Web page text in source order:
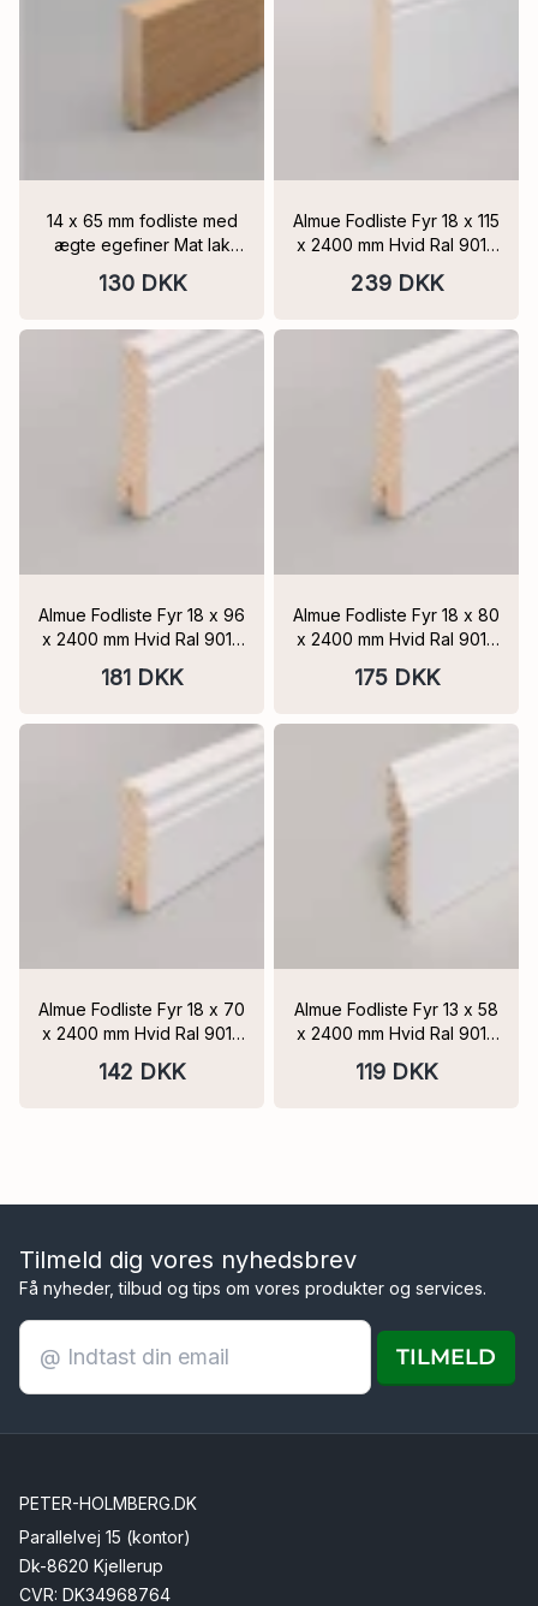
14 x 65 mm fodliste med
ægte egefiner Mat lak
130 DKK
Almue Fodliste Fyr 18 x 115
x 2400 mm Hvid Ral 9016
239 DKK
Almue Fodliste Fyr 18 x 96
x 2400 mm Hvid Ral 9016
181 DKK
Almue Fodliste Fyr 18 x 80
x 2400 mm Hvid Ral 9016
175 DKK
Almue Fodliste Fyr 18 x 70
x 2400 mm Hvid Ral 9016
142 DKK
Almue Fodliste Fyr 13 x 58
x 2400 mm Hvid Ral 9016
119 DKK
Tilmeld dig vores nyhedsbrev
Få nyheder, tilbud og tips om vores produkter og services.
TILMELD
PETER-HOLMBERG.DK
Parallelvej 15 (kontor)
Dk-8620 Kjellerup
CVR: DK34968764